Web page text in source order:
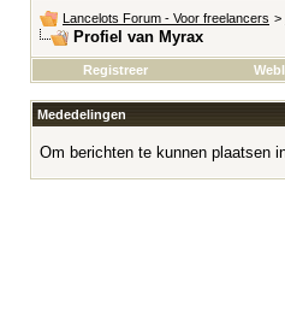
Lancelots Forum - Voor freelancers >
Profiel van Myrax
Registreer
Mededelingen
Om berichten te kunnen plaatsen